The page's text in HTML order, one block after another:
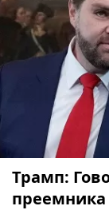
Трамп: